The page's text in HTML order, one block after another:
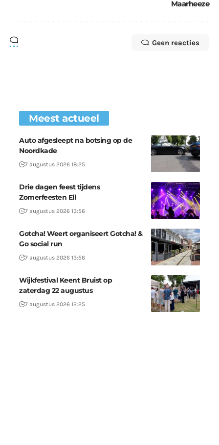
Maarheeze
Geen reacties
Meest actueel
Auto afgesleept na botsing op de
Noordkade
7 augustus 2026 18:25
Drie dagen feest tijdens
Zomerfeesten Ell
7 augustus 2026 13:56
Gotcha! Weert organiseert Gotcha! &
Go social run
7 augustus 2026 13:56
Wijkfestival Keent Bruist op
zaterdag 22 augustus
7 augustus 2026 12:25